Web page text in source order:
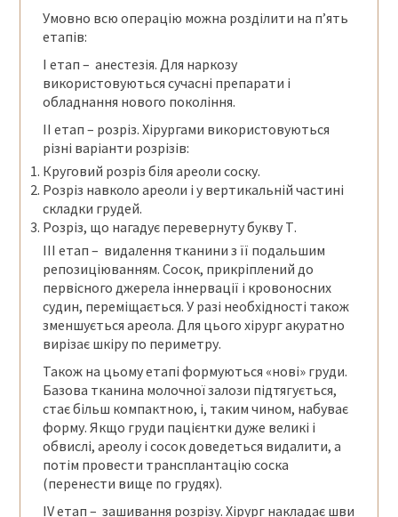
Умовно всю операцію можна розділити на п’ять
етапів:
І етап – анестезія. Для наркозу
використовуються сучасні препарати і
обладнання нового покоління.
ІІ етап – розріз. Хірургами використовуються
різні варіанти розрізів:
Круговий розріз біля ареоли соску.
Розріз навколо ареоли і у вертикальній частині
складки грудей.
Розріз, що нагадує перевернуту букву Т.
ІІІ етап – видалення тканини з її подальшим
репозиціюванням. Сосок, прикріплений до
первісного джерела іннервації і кровоносних
судин, переміщається. У разі необхідності також
зменшується ареола. Для цього хірург акуратно
вирізає шкіру по периметру.
Також на цьому етапі формуються «нові» груди.
Базова тканина молочної залози підтягується,
стає більш компактною, і, таким чином, набуває
форму. Якщо груди пацієнтки дуже великі і
обвислі, ареолу і сосок доведеться видалити, а
потім провести трансплантацію соска
(перенести вище по грудях).
ІV етап – зашивання розрізу. Хірург накладає шви